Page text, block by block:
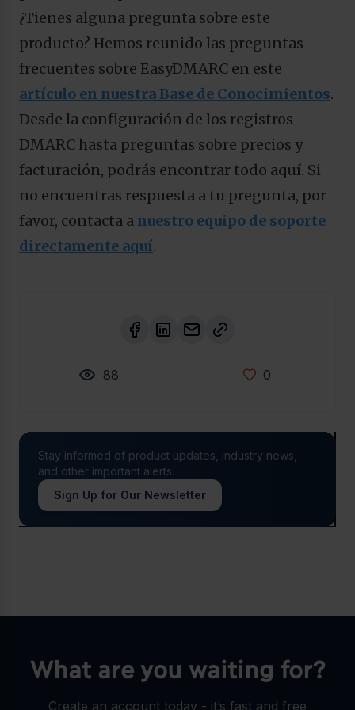
¿Tienes alguna pregunta sobre este
producto? Hemos reunido las preguntas
frecuentes sobre EasyDMARC en este
artículo en nuestra Base de Conocimientos.
Desde la configuración de los registros
DMARC hasta preguntas sobre precios y
facturación, podrás encontrar todo aquí. Si
no encuentras respuesta a tu pregunta, por
favor, contacta a nuestro equipo de soporte
directamente aquí.
88 0
Stay informed of product updates, industry news,
and other important alerts.
Sign Up for Our Newsletter
What are you waiting for?
Create an account today - it’s fast and free